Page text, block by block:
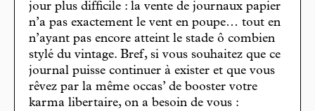
jour plus difficile : la vente de journaux papier
n’a pas exactement le vent en poupe… tout en
n’ayant pas encore atteint le stade ô combien
stylé du vintage. Bref, si vous souhaitez que ce
journal puisse continuer à exister et que vous
rêvez par la même occas’ de booster votre
karma libertaire, on a besoin de vous :